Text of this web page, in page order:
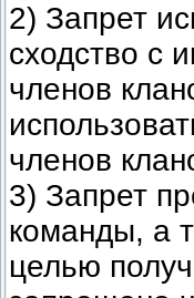
2) Запрет
сходство с
членов
членов
3) Запрет
команды, а
целью